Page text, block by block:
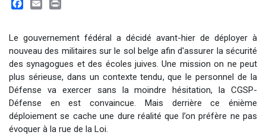
Le gouvernement fédéral a décidé avant-hier de déployer à
nouveau des militaires sur le sol belge afin d'assurer la sécurité
des synagogues et des écoles juives. Une mission on ne peut
plus sérieuse, dans un contexte tendu, que le personnel de la
Défense va exercer sans la moindre hésitation, la CGSP-
Défense en est convaincue. Mais derrière ce énième
déploiement se cache une dure réalité que l’on préfère ne pas
évoquer à la rue de la Loi.